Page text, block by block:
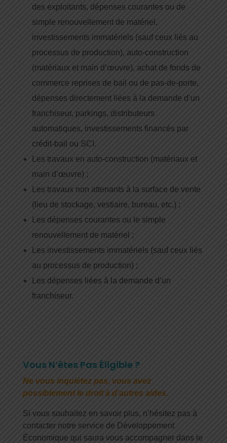
des exploitants, dépenses courantes ou de
simple renouvellement de matériel,
investissements immatériels (sauf ceux liés au
processus de production), auto-construction
(matériaux et main d’œuvre), achat de fonds de
commerce reprises de bail ou de pas-de-porte,
dépenses directement liées à la demande d’un
franchiseur, parkings, distributeurs
automatiques, investissements financés par
crédit-bail ou SCI.
Les travaux en auto-construction (matériaux et
main d’œuvre) ;
Les travaux non attenants à la surface de vente
(lieu de stockage, vestiaire, bureau, etc.) ;
Les dépenses courantes ou le simple
renouvellement de matériel ;
Les investissements immatériels (sauf ceux liés
au processus de production) ;
Les dépenses liées à la demande d’un
franchiseur.
Vous N’êtes Pas Éligible ?
Ne vous inquiétez pas, vous avez
possiblement le droit à d’autres aides.
Si vous souhaitez en savoir plus, n’hésitez pas à
contacter notre service de Développement
Économique qui saura vous accompagner dans le